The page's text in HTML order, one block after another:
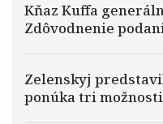
Kňaz Kuffa
Zdôvodnenie
Zelenskyj
ponúka tri